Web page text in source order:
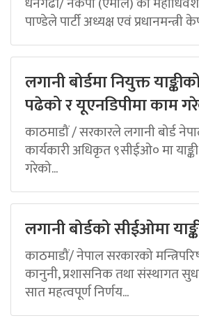
पाण्डेले पार्टी अध्यक्ष एवं प्रधानमन्त्री
लगानी बोर्डमा नियुक्त
पढेको र यूएनडिपीमा काम
काठमाडौं / सरकारले लगानी बोर्ड
कार्यकारी अधिकृत ९सीईओ० मा
गरेको...
लगानी बोर्डको सीईओमा
काठमाडौं/ नेपाल सरकारको
कानुनी, प्रशासनिक तथा संस्थागत
सात महत्वपूर्ण निर्णय...